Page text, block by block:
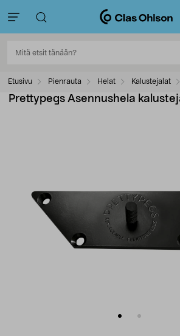
Etusivu Pienrauta Helat Kalustejalat
Prettypegs Asennushela